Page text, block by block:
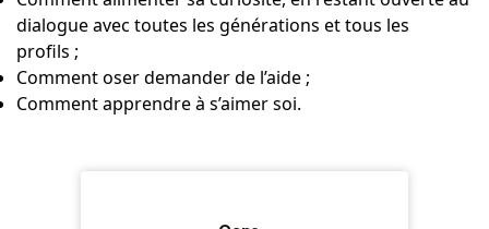
dialogue avec toutes les générations et tous les
profils ;
Comment oser demander de l’aide ;
Comment apprendre à s’aimer soi.